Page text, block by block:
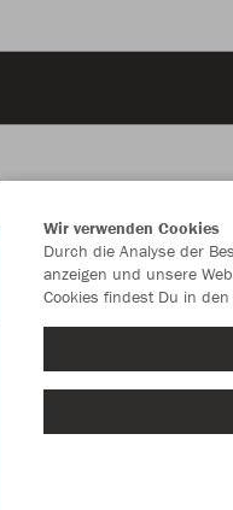
Wir verwenden Cookies
Durch die Analyse der
anzeigen und unsere
Cookies findest Du in